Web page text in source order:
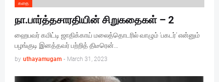
கதை
நா.பார்த்தசாரதியின் சிறுகதைகள் – 2
ஹைபவர் கமிட்டி ஜாதிக்காய் மலைத்தொடரில் வாழும் ‘பகடர்’ என்னும்
பழங்குடி இனத்தவர் பற்றித் திடீரென்…
by uthayamugam - March 31, 2023